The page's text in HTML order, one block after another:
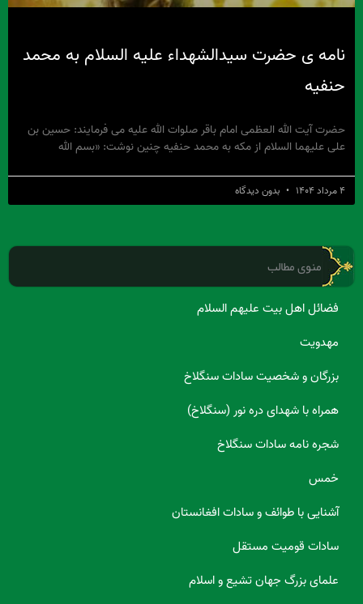
نامه ی حضرت سیدالشهداء علیه‌ السلام به محمد
حنفیه
حضرت آیت الله العظمی امام باقر صلوات الله علیه می فرمایند: حسین بن
علی علیهما السلام از مکه به محمد حنفیه چنین نوشت: «بسم الله
۴ مرداد ۱۴۰۴ بدون دیدگاه
منوی مطالب
فضائل اهل بیت علیهم السلام
مهدویت
بزرگان و شخصیت سادات سنگلاخ
همراه با شهدای دره نور (سنگلاخ)
شجره نامه سادات سنگلاخ
خمس
آشنایی با طوائف و سادات افغانستان
سادات قومیت مستقل
علمای بزرگ جهان تشیع و اسلام